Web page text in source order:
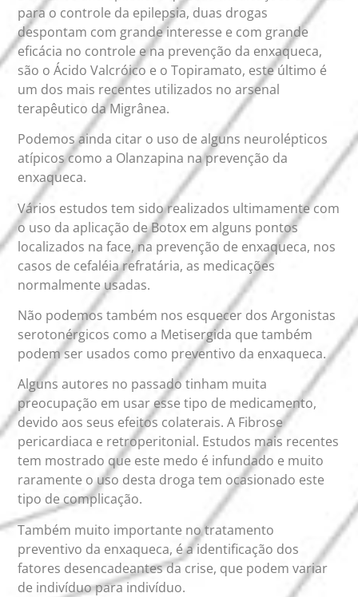
para o controle da epilepsia, duas drogas
despontam com grande interesse e com grande
eficácia no controle e na prevenção da enxaqueca,
são o Ácido Valcróico e o Topiramato, este último é
um dos mais recentes utilizados no arsenal
terapêutico da Migrânea.
Podemos ainda citar o uso de alguns neurolépticos
atípicos como a Olanzapina na prevenção da
enxaqueca.
Vários estudos tem sido realizados ultimamente com
o uso da aplicação de Botox em alguns pontos
localizados na face, na prevenção de enxaqueca, nos
casos de cefaléia refratária, as medicações
normalmente usadas.
Não podemos também nos esquecer dos Argonistas
serotonérgicos como a Metisergida que também
podem ser usados como preventivo da enxaqueca.
Alguns autores no passado tinham muita
preocupação em usar esse tipo de medicamento,
devido aos seus efeitos colaterais. A Fibrose
pericardiaca e retroperitonial. Estudos mais recentes
tem mostrado que este medo é infundado e muito
raramente o uso desta droga tem ocasionado este
tipo de complicação.
Também muito importante no tratamento
preventivo da enxaqueca, é a identificação dos
fatores desencadeantes da crise, que podem variar
de indivíduo para indivíduo.